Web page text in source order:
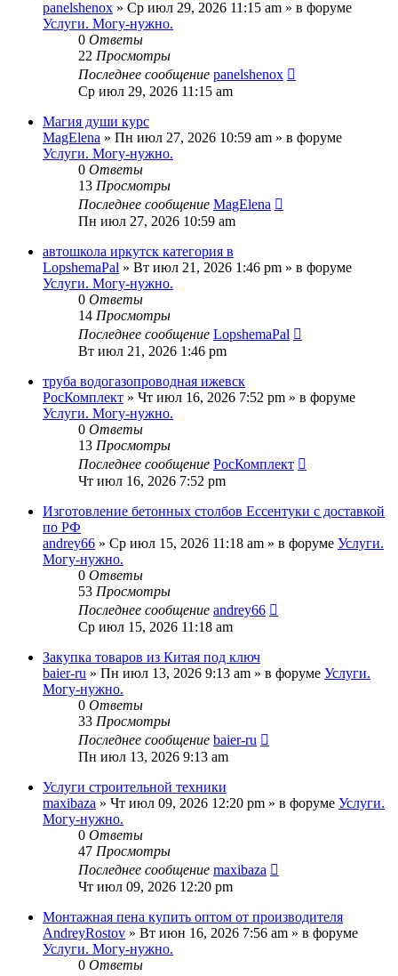
panelshenox » Ср июл 29, 2026 11:15 am » в форуме
Услуги. Могу-нужно.
0 Ответы
22 Просмотры
Последнее сообщение panelshenox
Ср июл 29, 2026 11:15 am
Магия души курс
MagElena » Пн июл 27, 2026 10:59 am » в форуме
Услуги. Могу-нужно.
0 Ответы
13 Просмотры
Последнее сообщение MagElena
Пн июл 27, 2026 10:59 am
автошкола иркутск категория в
LopshemaPal » Вт июл 21, 2026 1:46 pm » в форуме
Услуги. Могу-нужно.
0 Ответы
14 Просмотры
Последнее сообщение LopshemaPal
Вт июл 21, 2026 1:46 pm
труба водогазопроводная ижевск
РосКомплект » Чт июл 16, 2026 7:52 pm » в форуме
Услуги. Могу-нужно.
0 Ответы
13 Просмотры
Последнее сообщение РосКомплект
Чт июл 16, 2026 7:52 pm
Изготовление бетонных столбов Ессентуки с доставкой
по РФ
andrey66 » Ср июл 15, 2026 11:18 am » в форуме Услуги.
Могу-нужно.
0 Ответы
53 Просмотры
Последнее сообщение andrey66
Ср июл 15, 2026 11:18 am
Закупка товаров из Китая под ключ
baier-ru » Пн июл 13, 2026 9:13 am » в форуме Услуги.
Могу-нужно.
0 Ответы
33 Просмотры
Последнее сообщение baier-ru
Пн июл 13, 2026 9:13 am
Услуги строительной техники
maxibaza » Чт июл 09, 2026 12:20 pm » в форуме Услуги.
Могу-нужно.
0 Ответы
47 Просмотры
Последнее сообщение maxibaza
Чт июл 09, 2026 12:20 pm
Монтажная пена купить оптом от производителя
AndreyRostov » Вт июн 16, 2026 7:56 am » в форуме
Услуги. Могу-нужно.
0 Ответы